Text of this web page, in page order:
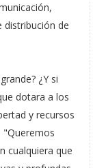
distribución de
¿Y si
dotara a los
y recursos
"Queremos
cualquiera que